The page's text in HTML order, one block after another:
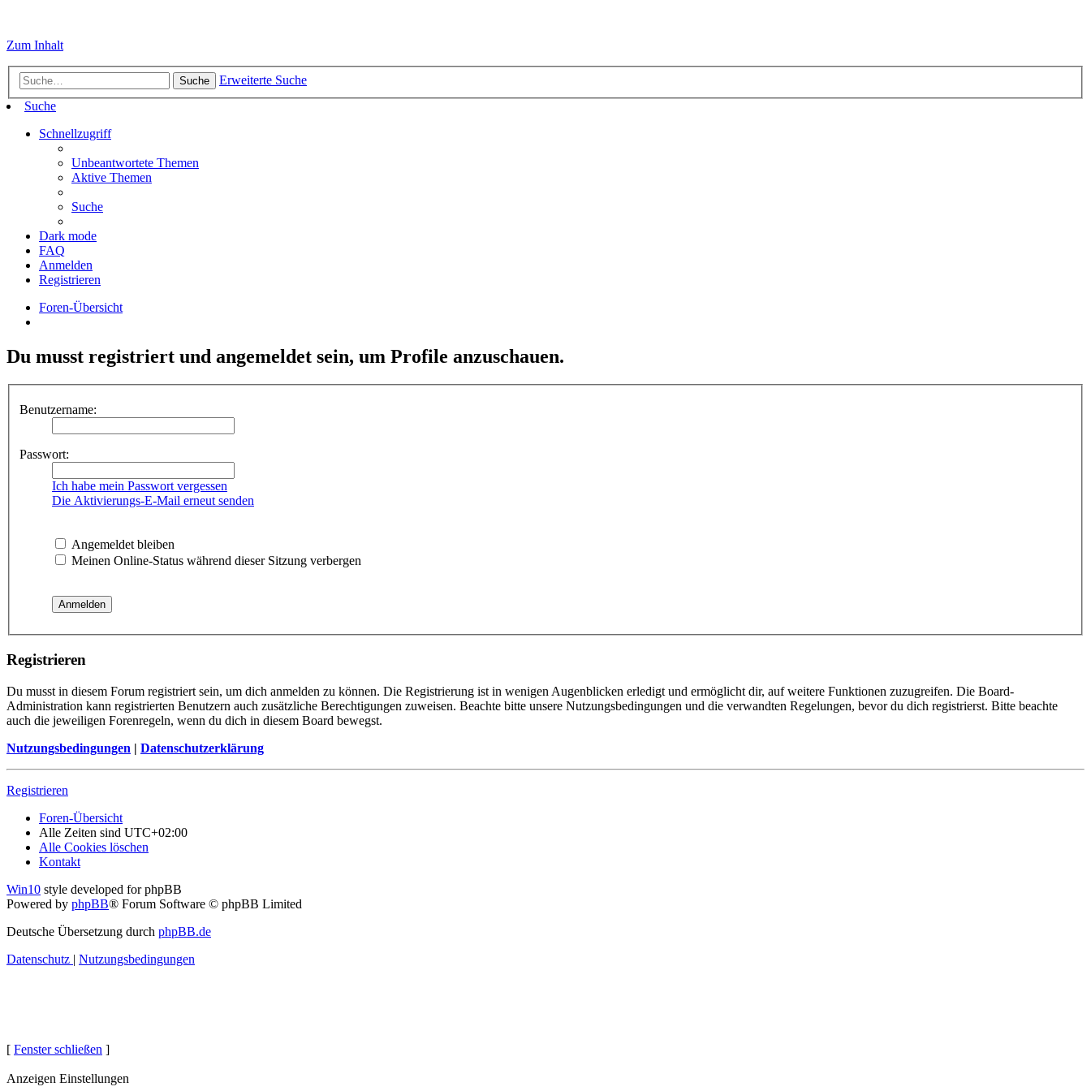
Zum Inhalt
Suche
Erweiterte Suche
Suche
Schnellzugriff
Unbeantwortete Themen
Aktive Themen
Suche
Dark mode
FAQ
Anmelden
Registrieren
Foren-Übersicht
Du musst registriert und angemeldet sein, um Profile anzuschauen.
Benutzername:
Passwort:
Ich habe mein Passwort vergessen
Die Aktivierungs-E-Mail erneut senden
Angemeldet bleiben
Meinen Online-Status während dieser Sitzung verbergen
Registrieren
Du musst in diesem Forum registriert sein, um dich anmelden zu können. Die Registrierung ist in wenigen Augenblicken erledigt und ermöglicht dir, auf weitere Funktionen zuzugreifen. Die Board-
Administration kann registrierten Benutzern auch zusätzliche Berechtigungen zuweisen. Beachte bitte unsere Nutzungsbedingungen und die verwandten Regelungen, bevor du dich registrierst. Bitte beachte
auch die jeweiligen Forenregeln, wenn du dich in diesem Board bewegst.
Nutzungsbedingungen | Datenschutzerklärung
Registrieren
Foren-Übersicht
Alle Zeiten sind UTC+02:00
Alle Cookies löschen
Kontakt
Win10 style developed for phpBB
Powered by phpBB® Forum Software © phpBB Limited
Deutsche Übersetzung durch phpBB.de
Datenschutz | Nutzungsbedingungen
[ Fenster schließen ]
Anzeigen Einstellungen